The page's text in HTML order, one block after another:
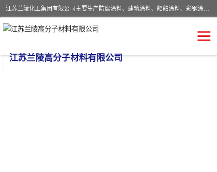
江苏兰陵化工集团有限公司主要生产防腐涂料、建筑涂料、船舶涂料、彩钢涂料、粉末涂料五大类产品，具备10 万吨年生产能力，可以提供优质精良的涂装施工服务，产品广销全国各地，大量出口亚非欧及拉美等国家。
江苏兰陵高分子材料有限公司